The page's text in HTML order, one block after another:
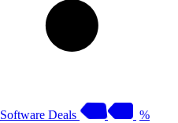
Software Deals %